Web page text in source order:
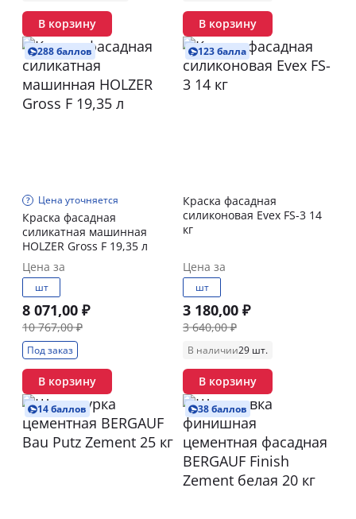
В корзину В корзину
288 баллов
Цена уточняется
Краска фасадная
силикатная машинная
HOLZER Gross F 19,35 л
Цена за
шт
8 071,00 ₽
10 767,00 ₽
Под заказ
В корзину
123 балла
Краска фасадная
силиконовая Evex FS-3 14
кг
Цена за
шт
3 180,00 ₽
3 640,00 ₽
В наличии29 шт.
В корзину
14 баллов 38 баллов